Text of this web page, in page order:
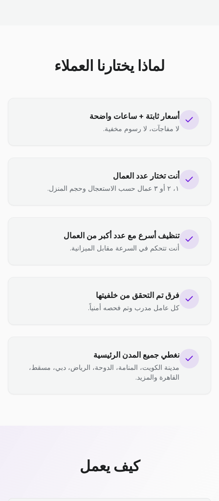
لماذا يختارنا العملاء
أسعار ثابتة + ساعات واضحة
لا مفاجآت، لا رسوم مخفية.
أنت تختار عدد العمال
١، ٢ أو ٣ عمال حسب الاستعجال وحجم المنزل.
تنظيف أسرع مع عدد أكبر من العمال
أنت تتحكم في السرعة مقابل الميزانية.
فرق تم التحقق من خلفيتها
كل عامل مدرب وتم فحصه أمنياً.
نغطي جميع المدن الرئيسية
مدينة الكويت، المنامة، الدوحة، الرياض، دبي، مسقط،
القاهرة والمزيد.
كيف يعمل